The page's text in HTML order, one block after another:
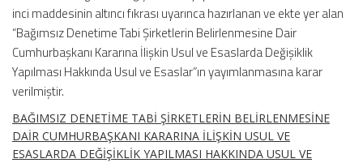
inci maddesinin altıncı fıkrası uyarınca hazırlanan ve ekte yer alan
“Bağımsız Denetime Tabi Şirketlerin Belirlenmesine Dair
Cumhurbaşkanı Kararına İlişkin Usul ve Esaslarda Değişiklik
Yapılması Hakkında Usul ve Esaslar”ın yayımlanmasına karar
verilmiştir.
BAĞIMSIZ DENETİME TABİ ŞİRKETLERİN BELİRLENMESİNE
DAİR CUMHURBAŞKANI KARARINA İLİŞKİN USUL VE
ESASLARDA DEĞİŞİKLİK YAPILMASI HAKKINDA USUL VE